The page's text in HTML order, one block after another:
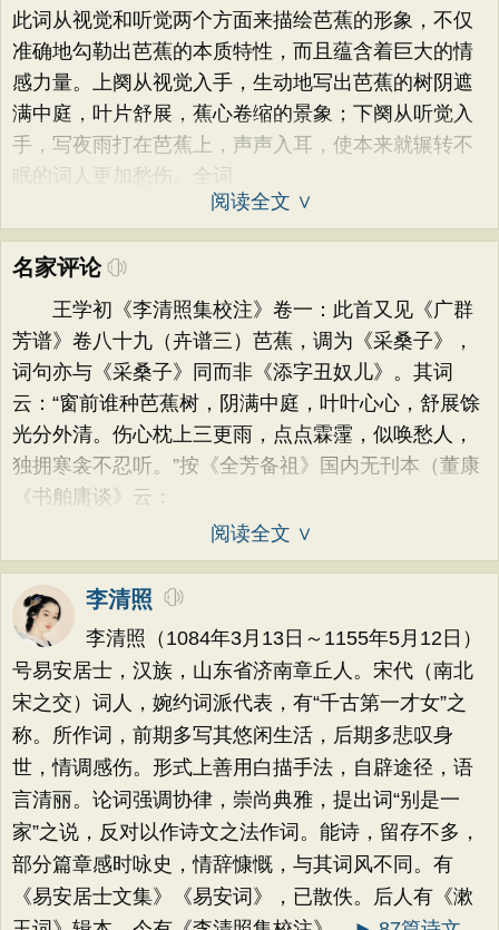
此词从视觉和听觉两个方面来描绘芭蕉的形象，不仅
准确地勾勒出芭蕉的本质特性，而且蕴含着巨大的情
感力量。上阕从视觉入手，生动地写出芭蕉的树阴遮
满中庭，叶片舒展，蕉心卷缩的景象；下阕从听觉入
手，写夜雨打在芭蕉上，声声入耳，使本来就辗转不
眠的词人更加愁伤。全词
阅读全文 ∨
名家评论
王学初《李清照集校注》卷一：此首又见《广群
芳谱》卷八十九（卉谱三）芭蕉，调为《采桑子》，
词句亦与《采桑子》同而非《添字丑奴儿》。其词
云：“窗前谁种芭蕉树，阴满中庭，叶叶心心，舒展馀
光分外清。伤心枕上三更雨，点点霖霪，似唤愁人，
独拥寒衾不忍听。”按《全芳备祖》国内无刊本（董康
《书舶庸谈》云：
阅读全文 ∨
李清照
李清照（1084年3月13日～1155年5月12日）
号易安居士，汉族，山东省济南章丘人。宋代（南北
宋之交）词人，婉约词派代表，有“千古第一才女”之
称。所作词，前期多写其悠闲生活，后期多悲叹身
世，情调感伤。形式上善用白描手法，自辟途径，语
言清丽。论词强调协律，崇尚典雅，提出词“别是一
家”之说，反对以作诗文之法作词。能诗，留存不多，
部分篇章感时咏史，情辞慷慨，与其词风不同。有
《易安居士文集》《易安词》，已散佚。后人有《漱